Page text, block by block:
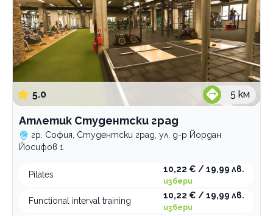
5.0 5 км
Атлетик Студентски град
гр. София, Студентски град, ул. д-р Йордан
Йосифов 1
Pilates
10,22 € / 19,99 лв.
избери
Functional interval training
10,22 € / 19,99 лв.
избери